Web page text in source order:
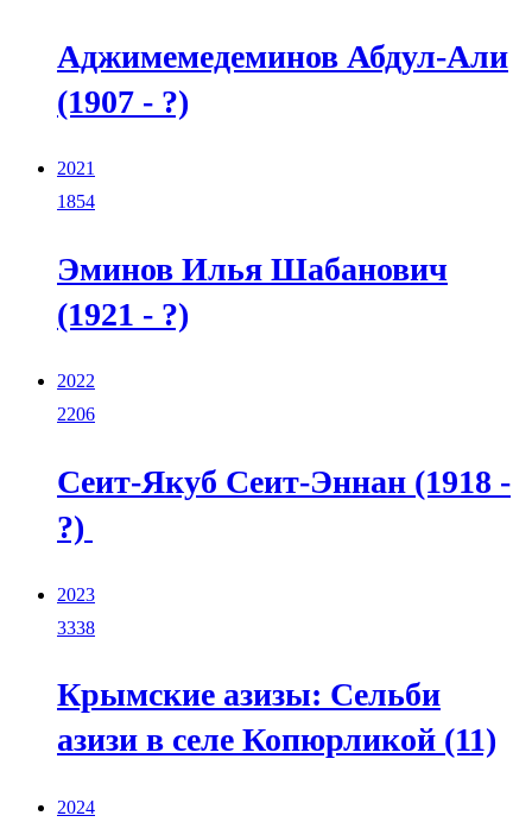
Аджимемедеминов Абдул-Али
(1907 - ?)
2021
1854
Эминов Илья Шабанович
(1921 - ?)
2022
2206
Сеит-Якуб Сеит-Эннан (1918 -
?)
2023
3338
Крымские азизы: Сельби
азизи в селе Копюрликой (11)
2024